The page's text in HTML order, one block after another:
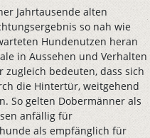
Jahrtausende alten
so nah wie
Hundenutzen heran
in Aussehen und Verhalten
bedeuten, dass sich
die Hintertür, weitgehend
So gelten Dobermänner als
anfällig für
als empfänglich für